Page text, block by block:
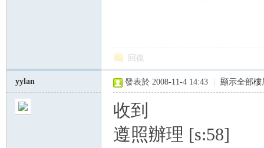
回復
yylan 發表於 2008-11-4 14:43 顯示全部樓
收到
遵照辦理 [s:58]